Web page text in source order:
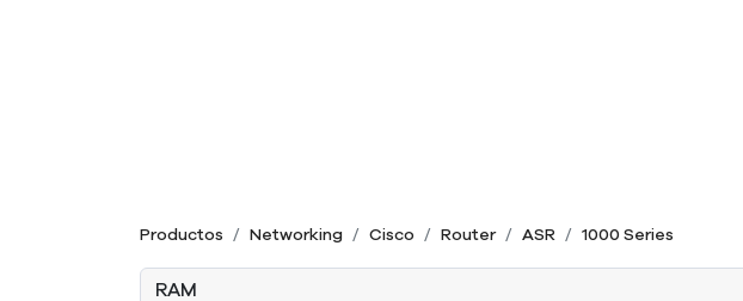
Productos Networking Cisco Router ASR 1000 Series